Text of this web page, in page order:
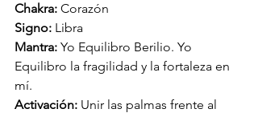
Chakra: Corazón
Signo: Libra
Mantra: Yo Equilibro Berilio. Yo
Equilibro la fragilidad y la fortaleza en
mí.
Activación: Unir las palmas frente al